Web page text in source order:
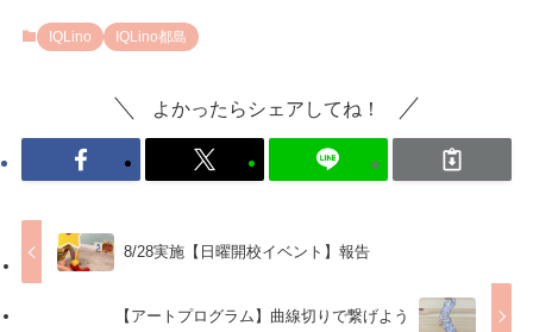
IQLino IQLino都島
よかったらシェアしてね！
8/28実施【日曜開校イベント】報告
【アートプログラム】曲線切りで繋げよう